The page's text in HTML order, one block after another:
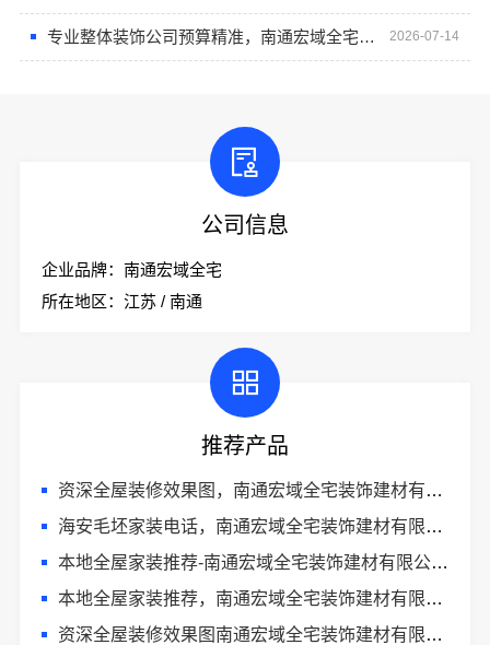
专业整体装饰公司预算精准，南通宏域全宅装饰建材有限公司 2026-07-14
公司信息
企业品牌：南通宏域全宅
所在地区：江苏 / 南通
推荐产品
资深全屋装修效果图，南通宏域全宅装饰建材有限公司案例精选
海安毛坯家装电话，南通宏域全宅装饰建材有限公司
本地全屋家装推荐-南通宏域全宅装饰建材有限公司整装服务
本地全屋家装推荐，南通宏域全宅装饰建材有限公司一站式服务
资深全屋装修效果图南通宏域全宅装饰建材有限公司